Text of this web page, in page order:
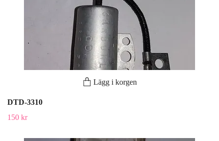
Lägg i korgen
DTD-3310
150 kr